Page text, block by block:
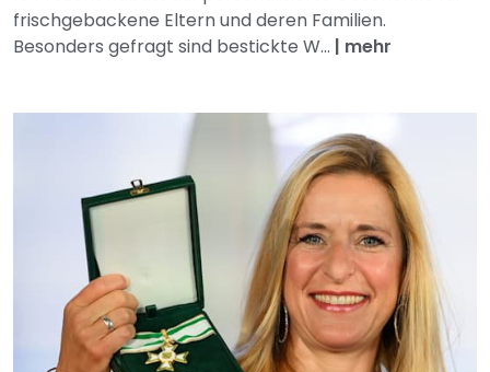
frischgebackene Eltern und deren Familien.
Besonders gefragt sind bestickte W... | mehr